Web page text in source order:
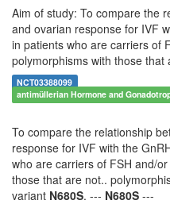
Aim of study: To compare the
and ovarian response for IVF
in patients who are carriers of
polymorphisms with those that
NCT03388099
antimüllerian Hormone and
To compare the relationship
response for IVF with the
who are carriers of FSH and/
those that are not..
variant N680S. --- N680S ---